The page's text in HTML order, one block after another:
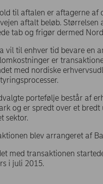
til aftalen er aftagerne
aftalt beløb.
tab og frigør dermed
vil til enhver tid bevare en
er
med nordiske
portefølje består af
og er spredt over et
sektor.
blev arrangeret af
med transaktionen
i juli 2015.